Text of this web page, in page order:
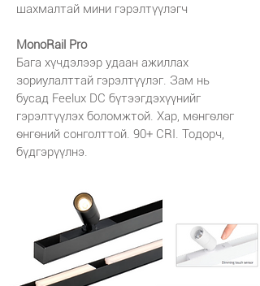
шахмалтай мини гэрэлтүүлэгч
MonoRail Pro
Бага хүчдэлээр удаан ажиллах
зориулалттай гэрэлтүүлэг. Зам нь
бусад Feelux DC бүтээгдэхүүнийг
гэрэлтүүлэх боломжтой. Хар, мөнгөлөг
өнгөний сонголттой. 90+ CRI. Тодорч,
бүдгэрүүлнэ.